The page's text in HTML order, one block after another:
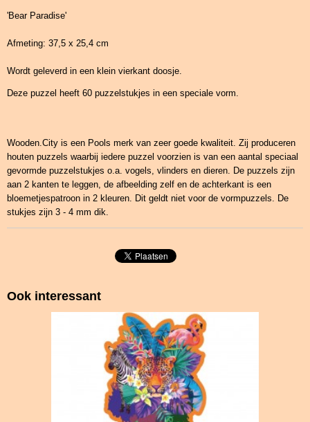
'Bear Paradise'
Afmeting: 37,5 x 25,4 cm
Wordt geleverd in een klein vierkant doosje.
Deze puzzel heeft 60 puzzelstukjes in een speciale vorm.
Wooden.City is een Pools merk van zeer goede kwaliteit. Zij produceren
houten puzzels waarbij iedere puzzel voorzien is van een aantal speciaal
gevormde puzzelstukjes o.a. vogels, vlinders en dieren. De puzzels zijn
aan 2 kanten te leggen, de afbeelding zelf en de achterkant is een
bloemetjespatroon in 2 kleuren. Dit geldt niet voor de vormpuzzels. De
stukjes zijn 3 - 4 mm dik.
Ook interessant